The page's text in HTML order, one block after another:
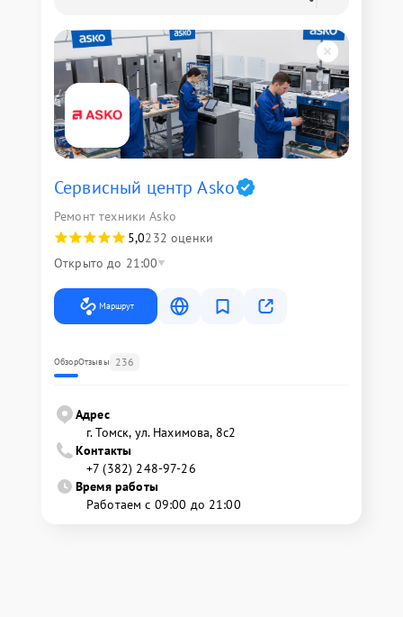
Сервисный центр Asko
Ремонт техники Asko
5,0232 оценки
Открыто до 21:00
Маршрут
ОбзорОтзывы 236
Адрес
г. Томск, ул. Нахимова, 8с2
Контакты
+7 (382) 248-97-26
Время работы
Работаем с 09:00 до 21:00